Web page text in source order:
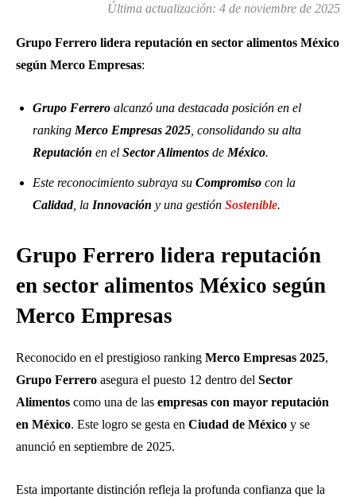
Última actualización: 4 de noviembre de 2025
Grupo Ferrero lidera reputación en sector alimentos México
según Merco Empresas:
Grupo Ferrero alcanzó una destacada posición en el
ranking Merco Empresas 2025 , consolidando su alta
Reputación en el Sector Alimentos de México.
Este reconocimiento subraya su Compromiso con la
Calidad, la Innovación y una gestión Sostenible.
Grupo Ferrero lidera reputación
en sector alimentos México según
Merco Empresas
Reconocido en el prestigioso ranking Merco Empresas 2025,
Grupo Ferrero asegura el puesto 12 dentro del Sector
Alimentos como una de las empresas con mayor reputación
en México. Este logro se gesta en Ciudad de México y se
anunció en septiembre de 2025.
Esta importante distinción refleja la profunda confianza que la